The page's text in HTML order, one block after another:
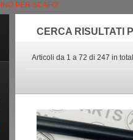
PER SCAFO'
CERCA RISULTATI
Articoli da 1 a 72 di 247 in